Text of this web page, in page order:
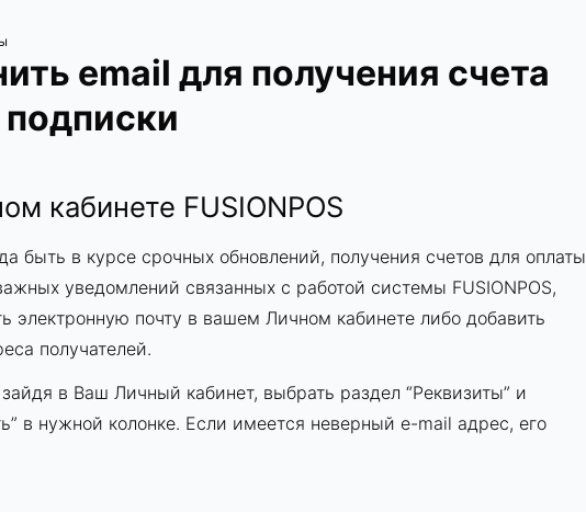
email для получения счета
подписки
кабинете FUSIONPOS
быть в курсе срочных обновлений, получения счетов для оплаты
уведомлений связанных с работой системы FUSIONPOS,
электронную почту в вашем Личном кабинете либо добавить
получателей.
в Ваш Личный кабинет, выбрать раздел “Реквизиты” и
в нужной колонке. Если имеется неверный e-mail адрес, его